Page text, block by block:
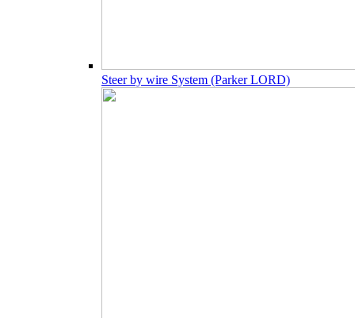
Steer by wire System (Parker LORD)